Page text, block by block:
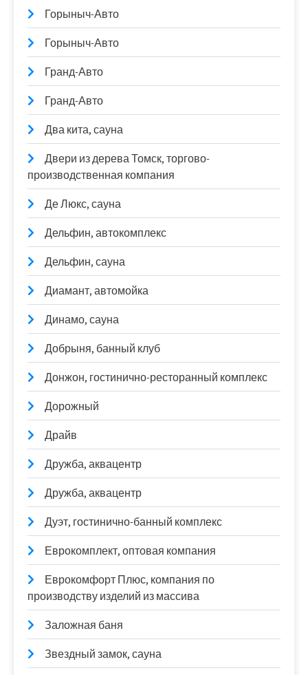
Горыныч-Авто
Горыныч-Авто
Гранд-Авто
Гранд-Авто
Два кита, сауна
Двери из дерева Томск, торгово-
производственная компания
Де Люкс, сауна
Дельфин, автокомплекс
Дельфин, сауна
Диамант, автомойка
Динамо, сауна
Добрыня, банный клуб
Донжон, гостинично-ресторанный комплекс
Дорожный
Драйв
Дружба, аквацентр
Дружба, аквацентр
Дуэт, гостинично-банный комплекс
Еврокомплект, оптовая компания
Еврокомфорт Плюс, компания по
производству изделий из массива
Заложная баня
Звездный замок, сауна